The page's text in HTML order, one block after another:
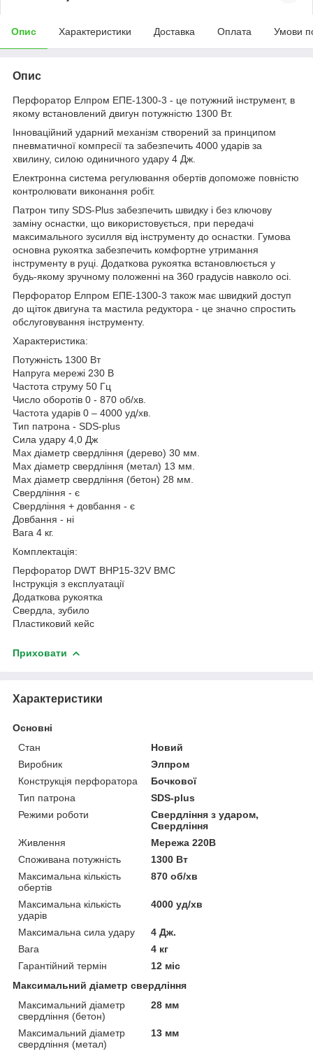
Опис Характеристики Доставка Оплата Умови
Опис
Перфоратор Елпром ЕПЕ-1300-3 - це потужний інструмент, в
якому встановлений двигун потужністю 1300 Вт.
Інноваційний ударний механізм створений за принципом
пневматичної компресії та забезпечить 4000 ударів за
хвилину, силою одиничного удару 4 Дж.
Електронна система регулювання обертів допоможе повністю
контролювати виконання робіт.
Патрон типу SDS-Plus забезпечить швидку і без ключову
заміну оснастки, що використовується, при передачі
максимального зусилля від інструменту до оснастки. Гумова
основна рукоятка забезпечить комфортне утримання
інструменту в руці. Додаткова рукоятка встановлюється у
будь-якому зручному положенні на 360 градусів навколо осі.
Перфоратор Елпром ЕПЕ-1300-3 також має швидкий доступ
до щіток двигуна та мастила редуктора - це значно спростить
обслуговування інструменту.
Характеристика:
Потужність 1300 Вт
Напруга мережі 230 В
Частота струму 50 Гц
Число оборотів 0 - 870 об/хв.
Частота ударів 0 – 4000 уд/хв.
Тип патрона - SDS-plus
Сила удару 4,0 Дж
Мах діаметр свердління (дерево) 30 мм.
Max діаметр свердління (метал) 13 мм.
Max діаметр свердління (бетон) 28 мм.
Свердління - є
Свердління + довбання - є
Довбання - ні
Вага 4 кг.
Комплектація:
Перфоратор DWT BHP15-32V BMC
Інструкція з експлуатації
Додаткова рукоятка
Свердла, зубило
Пластиковий кейс
Приховати
Характеристики
Основні
Стан
Новий
Виробник
Элпром
Конструкція перфоратора
Бочкової
Тип патрона
SDS-plus
Режими роботи
Свердління з ударом,
Свердління
Живлення
Мережа 220В
Споживана потужність
1300 Вт
Максимальна кількість
обертів
870 об/хв
Максимальна кількість
ударів
4000 уд/хв
Максимальна сила удару
4 Дж.
Вага
4 кг
Гарантійний термін
12 міс
Максимальний діаметр свердління
Максимальний діаметр
свердління (бетон)
28 мм
Максимальний діаметр
свердління (метал)
13 мм